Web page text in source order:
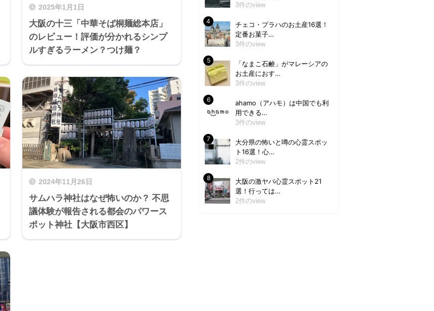
2025年1月1日
大阪の十三「中華そば桐麺総本店」
のレビュー！評価が分かれるシンプ
ルすぎるラーメン？つけ麺？
2024年11月26日
サムハラ神社はなぜ怖いのか？ 不思
議体験が報告される都会のパワース
ポット神社【大阪市西区】
3件のview
チェコ・プラハのお土産16選！
定番お菓子…
3件のview
「なまこ石鹸」がマレーシアの
お土産におす…
3件のview
ahamo（アハモ）は中国でも利
用できる…
3件のview
大分県の怖いと噂の心霊スポッ
ト16選！心…
2件のview
大阪の激ヤバ心霊スポット21
選！行っては…
2件のview